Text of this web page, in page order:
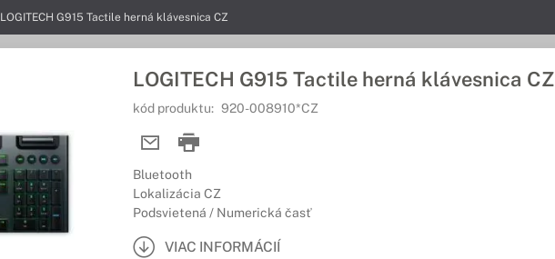
LOGITECH G915 Tactile herná klávesnica CZ
LOGITECH G915 Tactile herná klávesnica CZ
kód produktu: 920-008910*CZ
Bluetooth
Lokalizácia CZ
Podsvietená / Numerická časť
VIAC INFORMÁCIÍ